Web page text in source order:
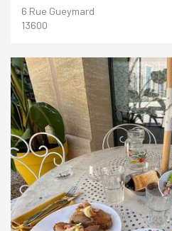
6 Rue Gueymard
13600